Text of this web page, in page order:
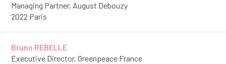
Managing Partner, August Debouzy
2022 Paris
Bruno REBELLE
Executive Director, Greenpeace France